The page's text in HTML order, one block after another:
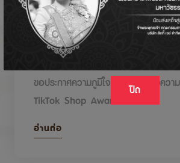
ปิด
DODOLOVE รับรางวัลในงาน
Awards 2026
ขอประกาศความภูมิใจกับรางวัลแห่งควา
TikTok Shop Awards 2026
อ่านต่อ